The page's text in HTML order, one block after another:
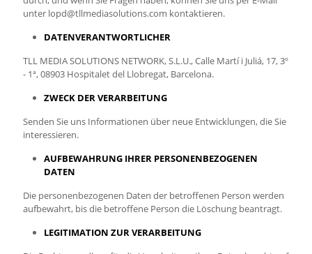
unter lopd@tllmediasolutions.com kontaktieren.
DATENVERANTWORTLICHER
TLL MEDIA SOLUTIONS NETWORK, S.L.U., Calle Martí i Juliá, 17, 3º
- 1ª, 08903 Hospitalet del Llobregat, Barcelona.
ZWECK DER VERARBEITUNG
Senden Sie uns Informationen über neue Entwicklungen, die Sie
interessieren.
AUFBEWAHRUNG IHRER PERSONENBEZOGENEN
DATEN
Die personenbezogenen Daten der betroffenen Person werden
aufbewahrt, bis die betroffene Person die Löschung beantragt.
LEGITIMATION ZUR VERARBEITUNG